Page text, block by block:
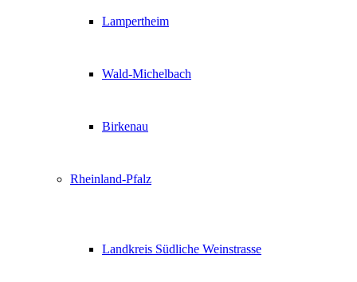
Lampertheim
Wald-Michelbach
Birkenau
Rheinland-Pfalz
Landkreis Südliche Weinstrasse